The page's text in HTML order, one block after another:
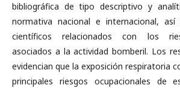
bibliográfica de tipo descriptivo y
normativa nacional e internacional,
científicos relacionados con los
asociados a la actividad bomberil. Los
evidencian que la exposición respiratoria
principales riesgos ocupacionales de